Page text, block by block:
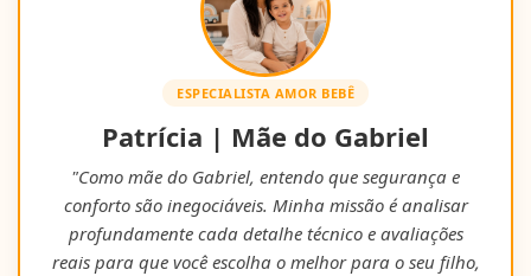
ESPECIALISTA AMOR BEBÊ
Patrícia | Mãe do Gabriel
"Como mãe do Gabriel, entendo que segurança e
conforto são inegociáveis. Minha missão é analisar
profundamente cada detalhe técnico e avaliações
reais para que você escolha o melhor para o seu filho,